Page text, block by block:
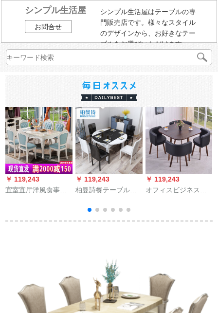
シンプル生活屋
お問合せ
シンプル生活屋はテーブルの専
門販売店です。様々なスタイル
のデザインから、お好きなテー
ブルをお選びいただけます。
￥ 119,243
宜室宜厅洋風食事テ
田園小タステーブル
￥ 119,243
柏曼詩餐テーブルと
ダシンプレル漆丸型
テーブル多機能折り
食事テーブルセット
テーブル+8椅子1.35
m電磁炉を持たない
￥ 119,243
オフィスビジネス商
せモダシンプカジュ